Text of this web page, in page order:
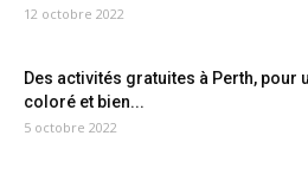
12 octobre 2022
Des activités gratuites à Perth, pour
coloré et bien...
5 octobre 2022